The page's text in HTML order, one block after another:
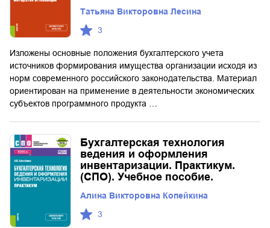
Татьяна Викторовна Лесина
3
Изложены основные положения бухгалтерского учета
источников формирования имущества организации исходя из
норм современного российского законодательства. Материал
ориентирован на применение в деятельности экономических
субъектов программного продукта …
Бухгалтерская технология
ведения и оформления
инвентаризации. Практикум.
(СПО). Учебное пособие.
Алина Викторовна Копейкина
3